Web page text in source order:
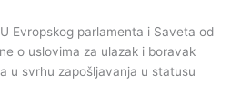
Evropskog parlamenta i Saveta od
o uslovima za ulazak i boravak
u svrhu zapošljavanja u statusu